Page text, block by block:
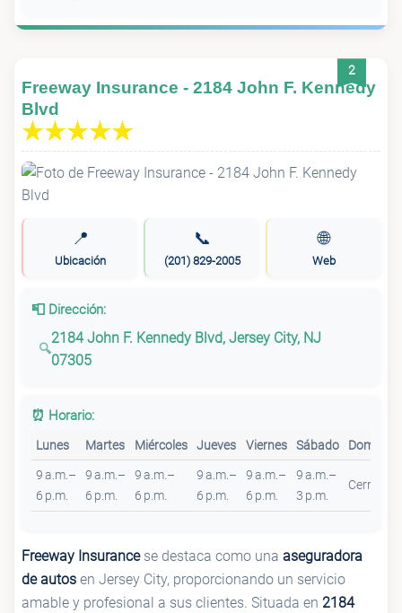
2
Freeway Insurance - 2184 John F. Kennedy
Blvd
📍
Ubicación
📞
(201) 829-2005
🌐
Web
📮 Dirección:
2184 John F. Kennedy Blvd, Jersey City, NJ
07305
⏰ Horario:
Lunes Martes Miércoles Jueves Viernes Sábado Domingo
9 a.m.–
6 p.m.
9 a.m.–
6 p.m.
9 a.m.–
6 p.m.
9 a.m.–
6 p.m.
9 a.m.–
6 p.m.
9 a.m.–
3 p.m.
Cerrado
Freeway Insurancese destaca como una aseguradora
de autos en Jersey City, proporcionando un servicio
amable y profesional a sus clientes. Situada en 2184